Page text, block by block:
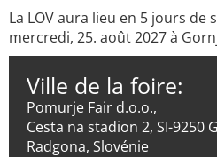
La LOV aura lieu en 5 jours de
mercredi, 25. août 2027 à
Ville de la foire:
Pomurje Fair d.o.o.,
Cesta na stadion 2, SI-9250
Radgona, Slovénie